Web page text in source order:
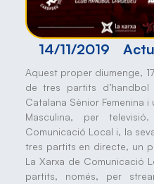
14/11/2019
Aquest proper diumenge,
de tres partits
Catalana Sènior Femenina
Masculina, per
Comunicació Local i, la
tres partits en directe, un
La Xarxa de Comunicació
partits, només, per